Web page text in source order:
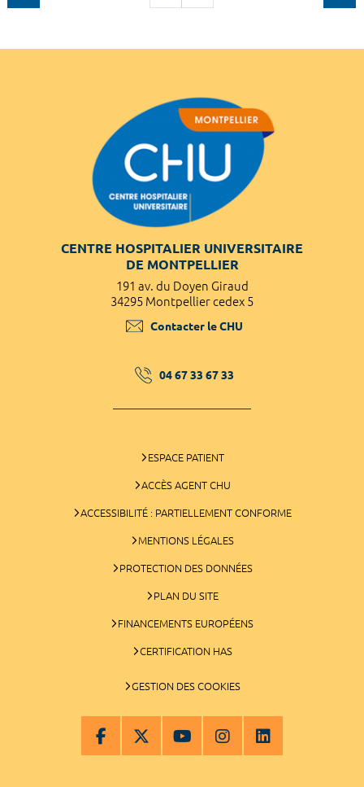
CENTRE HOSPITALIER UNIVERSITAIRE
DE MONTPELLIER
191 av. du Doyen Giraud
34295 Montpellier cedex 5
Contacter le CHU
04 67 33 67 33
ESPACE PATIENT
ACCÈS AGENT CHU
ACCESSIBILITÉ : PARTIELLEMENT CONFORME
MENTIONS LÉGALES
PROTECTION DES DONNÉES
PLAN DU SITE
FINANCEMENTS EUROPÉENS
CERTIFICATION HAS
GESTION DES COOKIES